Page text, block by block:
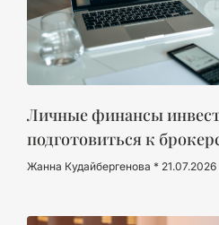
Личные финансы
подготовиться к
Жанна Кудайбергенова 21.07.2026